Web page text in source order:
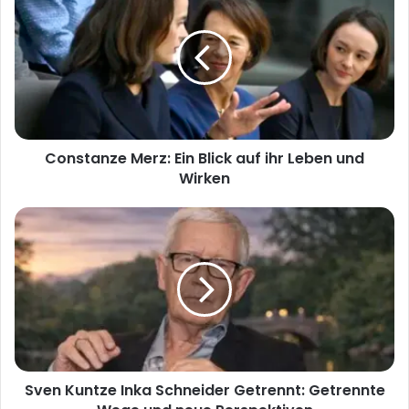
Merz:
Ein
Blick
auf
ihr
Leben
Wirken
Constanze Merz: Ein Blick auf ihr Leben und
Wirken
Sven
Kuntze
Inka
Schneider
Getrennt:
Getrennte
Wege
und
neue
Perspektiven
Sven Kuntze Inka Schneider Getrennt: Getrennte